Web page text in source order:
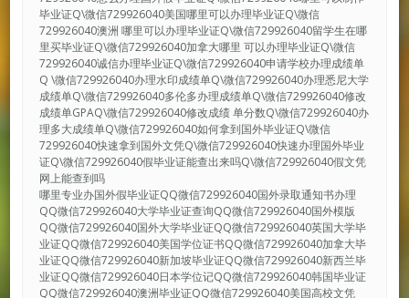
毕业证Q\微信729926040美国哪里可以办理毕业证Q\微信
729926040澳洲 哪里可以办理毕业证Q\微信729926040留学生在哪
里买毕业证Q\微信729926040加拿大哪里 可以办理毕业证Q\微信
729926040诚信办理毕业证Q\微信729926040申请学校办理成绩单
Q \微信729926040办理水印成绩单Q\微信729926040办理悉尼大学
成绩单Q\微信729926040多伦多办理成绩单Q\微信729926040修改
成绩单GPAQ\微信729926040修改成绩 单分数Q\微信729926040办
理多大成绩单Q\微信729926040如何拿到国外毕业证Q\微信
729926040快速拿到国外文凭Q\微信729926040快速办理国外毕业
证Q\微信729926040假毕业证能查出来吗Q\微信729926040假文凭
网上能查到吗
哪里专业办国外假毕业证QQ微信729926040国外录取通知书办理
QQ微信729926040大学毕业证查询QQ微信729926040国外模版
QQ微信729926040国外大学毕业证QQ微信729926040英国大学毕
业证QQ微信729926040美国学位证书QQ微信729926040加拿大毕
业证QQ微信729926040新加坡毕业证QQ微信729926040新西兰毕
业证QQ微信729926040日本学位记QQ微信729926040韩国毕业证
QQ微信729926040澳洲毕业证QQ微信729926040美国高校文凭